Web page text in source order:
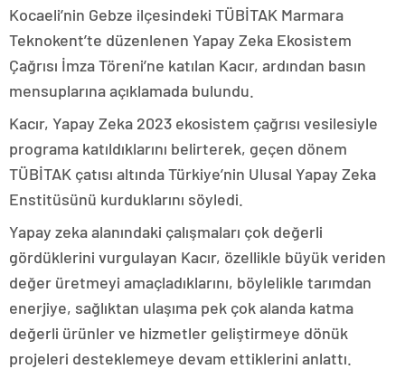
Kocaeli’nin Gebze ilçesindeki TÜBİTAK Marmara
Teknokent’te düzenlenen Yapay Zeka Ekosistem
Çağrısı İmza Töreni’ne katılan Kacır, ardından basın
mensuplarına açıklamada bulundu.
Kacır, Yapay Zeka 2023 ekosistem çağrısı vesilesiyle
programa katıldıklarını belirterek, geçen dönem
TÜBİTAK çatısı altında Türkiye’nin Ulusal Yapay Zeka
Enstitüsünü kurduklarını söyledi.
Yapay zeka alanındaki çalışmaları çok değerli
gördüklerini vurgulayan Kacır, özellikle büyük veriden
değer üretmeyi amaçladıklarını, böylelikle tarımdan
enerjiye, sağlıktan ulaşıma pek çok alanda katma
değerli ürünler ve hizmetler geliştirmeye dönük
projeleri desteklemeye devam ettiklerini anlattı.